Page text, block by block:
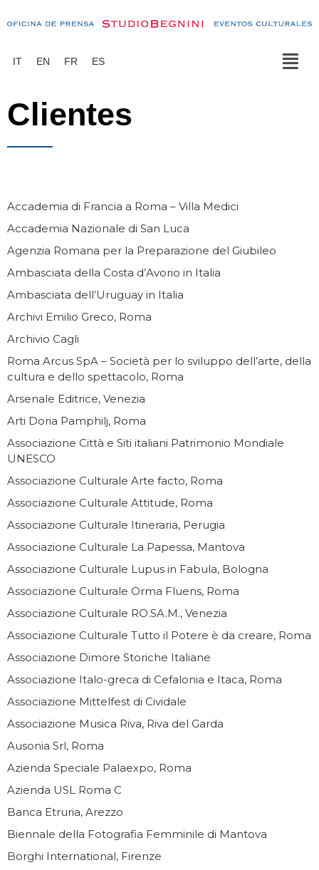
IT EN FR ES
Clientes
Accademia di Francia a Roma – Villa Medici
Accademia Nazionale di San Luca
Agenzia Romana per la Preparazione del Giubileo
Ambasciata della Costa d’Avorio in Italia
Ambasciata dell’Uruguay in Italia
Archivi Emilio Greco, Roma
Archivio Cagli
Roma Arcus SpA – Società per lo sviluppo dell’arte, della
cultura e dello spettacolo, Roma
Arsenale Editrice, Venezia
Arti Doria Pamphilj, Roma
Associazione Città e Siti italiani Patrimonio Mondiale
UNESCO
Associazione Culturale Arte facto, Roma
Associazione Culturale Attitude, Roma
Associazione Culturale Itineraria, Perugia
Associazione Culturale La Papessa, Mantova
Associazione Culturale Lupus in Fabula, Bologna
Associazione Culturale Orma Fluens, Roma
Associazione Culturale RO.SA.M., Venezia
Associazione Culturale Tutto il Potere è da creare, Roma
Associazione Dimore Storiche Italiane
Associazione Italo-greca di Cefalonia e Itaca, Roma
Associazione Mittelfest di Cividale
Associazione Musica Riva, Riva del Garda
Ausonia Srl, Roma
Azienda Speciale Palaexpo, Roma
Azienda USL Roma C
Banca Etruria, Arezzo
Biennale della Fotografia Femminile di Mantova
Borghi International, Firenze